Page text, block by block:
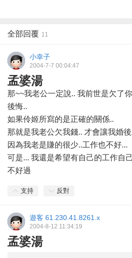
全部回覆 11
小幸子
2004-7-7 00:04:47
孟婆湯
那~~我老公一定說.. 我前世是欠了
後悔..
如果伶姬所寫的是正確的關係..
那就是我老公欠我錢.. 才會讓我婚
因為我老是賺的很少..工作也不好...
可是... 我還是希望有自己的工作自
不好過
支持 反對
遊客 61.230.41.8261.x
2004-8-12 11:34:19
孟婆湯